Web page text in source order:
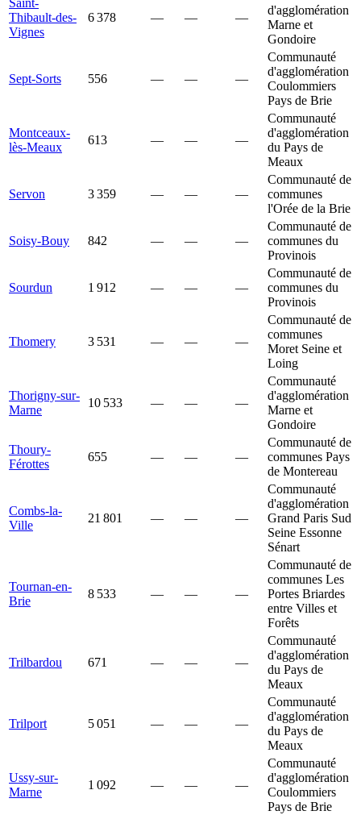
Thibault-des-
Vignes
6 378 — — —
d'agglomération
Marne et
Gondoire
Sept-Sorts 556 — — —
Communauté
d'agglomération
Coulommiers
Pays de Brie
Montceaux-
lès-Meaux
613 — — —
Communauté
d'agglomération
du Pays de
Meaux
Servon 3 359 — — —
Communauté de
communes
l'Orée de la Brie
Soisy-Bouy 842 — — —
Communauté de
communes du
Provinois
Sourdun 1 912 — — —
Communauté de
communes du
Provinois
Thomery 3 531 — — —
Communauté de
communes
Moret Seine et
Loing
Thorigny-sur-
Marne
10 533 — — —
Communauté
d'agglomération
Marne et
Gondoire
Thoury-
Férottes
655 — — —
Communauté de
communes Pays
de Montereau
Combs-la-
Ville
21 801 — — —
Communauté
d'agglomération
Grand Paris Sud
Seine Essonne
Sénart
Tournan-en-
Brie
8 533 — — —
Communauté de
communes Les
Portes Briardes
entre Villes et
Forêts
Trilbardou 671 — — —
Communauté
d'agglomération
du Pays de
Meaux
Trilport 5 051 — — —
Communauté
d'agglomération
du Pays de
Meaux
Ussy-sur-
Marne
1 092 — — —
Communauté
d'agglomération
Coulommiers
Pays de Brie